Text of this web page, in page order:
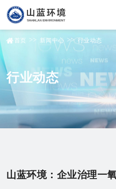
行业动态
首页 >> 新闻中心 >> 行业动态
山蓝环境：企业治理一